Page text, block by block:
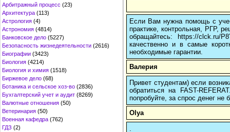
Арбитражный процесс (23)
Архитектура (113)
Астрология (4)
Астрономия (4814)
Банковское дело (5227)
Безопасность жизнедеятельности (2616)
Биографии (3423)
Биология (4214)
Биология и химия (1518)
Биржевое дело (68)
Ботаника и сельское хоз-во (2836)
Бухгалтерский учет и аудит (8269)
Валютные отношения (50)
Ветеринария (50)
Военная кафедра (762)
ГДЗ (2)
Если Вам нужна помощь с
практике, контрольная, РГР,
обращайтесь: https://clck.ru/
качественно и в самые
необходимые гарантии.
Валерия
Привет студентам) если
обратиться на FAST-
попробуйте, за спрос денег не
Olya